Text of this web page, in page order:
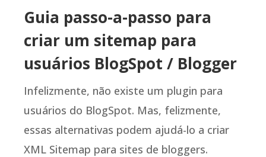
Guia passo-a-passo para
criar um sitemap para
usuários BlogSpot / Blogger
Infelizmente, não existe um plugin para
usuários do BlogSpot. Mas, felizmente,
essas alternativas podem ajudá-lo a criar
XML Sitemap para sites de bloggers.